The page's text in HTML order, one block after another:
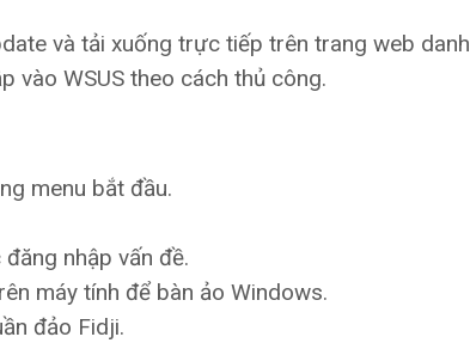
và tải xuống trực tiếp trên trang web danh
vào WSUS theo cách thủ công.
menu bắt đầu.
nhập vấn đề.
máy tính để bàn ảo Windows.
đảo Fidji.